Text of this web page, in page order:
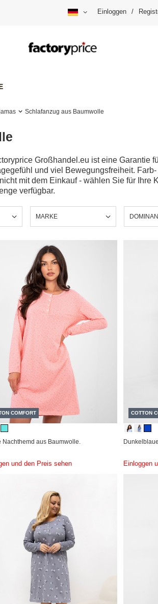
Einloggen /
Schlafanzug aus Baumwolle
Großhandel.eu ist eine Garantie
und viel Bewegungsfreiheit.
mit dem Einkauf - wählen Sie für Ihre
verfügbar.
MARKE
COMFORT
Nachthemd aus Baumwolle.
und den Preis sehen
COTTON
Einloggen